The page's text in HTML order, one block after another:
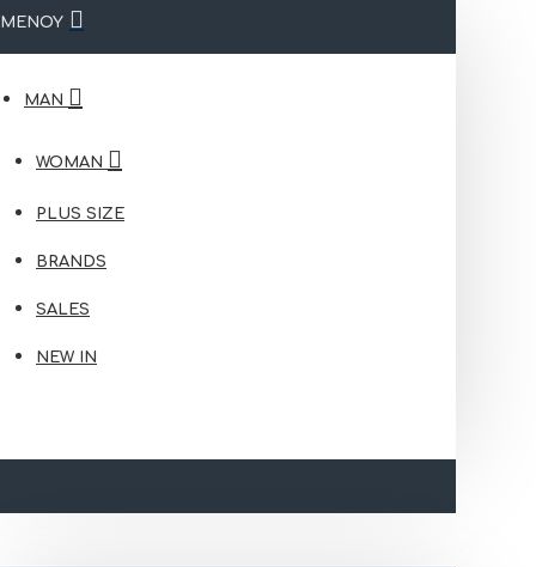
ΜΕΝΟΥ
MAN
WOMAN
PLUS SIZE
BRANDS
SALES
NEW IN